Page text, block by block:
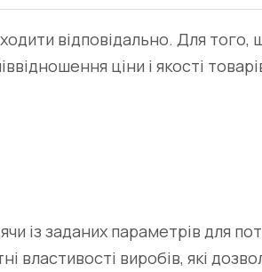
відповідально. Для того,
ціни і якості
із заданих параметрів для
властивості виробів, які